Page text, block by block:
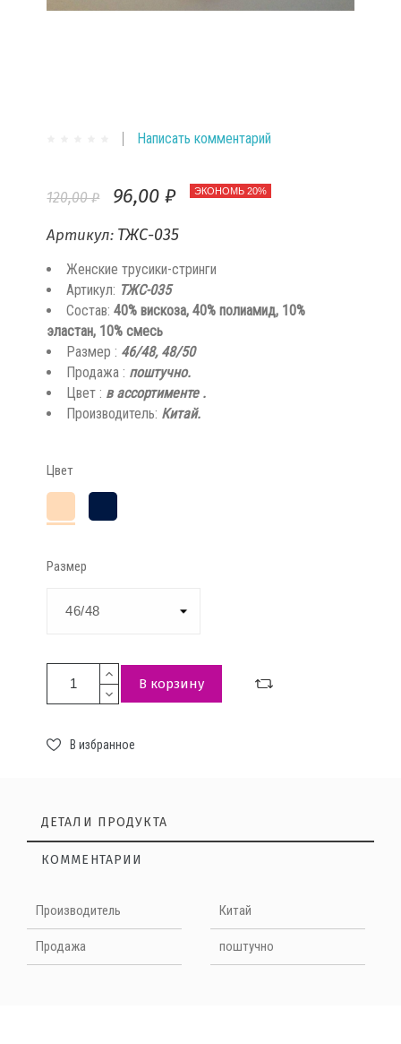
Написать комментарий
120,00 ₽ 96,00 ₽ ЭКОНОМЬ 20%
Артикул: ТЖС-035
Женские трусики-стринги
Артикул: ТЖС-035
Состав: 40% вискоза, 40% полиамид, 10%
эластан, 10% смесь
Размер : 46/48, 48/50
Продажа : поштучно.
Цвет : в ассортименте .
Производитель: Китай.
Цвет
Тёмно-
синий
Размер
В корзину
В избранное
ДЕТАЛИ ПРОДУКТА
КОММЕНТАРИИ
Производитель Китай
Продажа поштучно
Нет отзывов на данный момент
НАПИШИТЕ ОТЗЫВ